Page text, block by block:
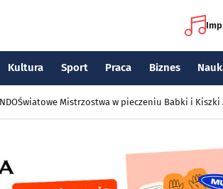
Kultura Sport Praca Biznes
Światowe Mistrzostwa w pieczeniu Babki i Kiszki